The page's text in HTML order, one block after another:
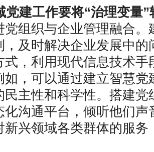
党建工作要将“治理变量
党组织与企业管理融合
，及时解决企业发展中
式，利用现代信息技术
如，可以通过建立智慧
民主性和科学性。搭建
化沟通平台，倾听他们
新兴领域各类群体的服